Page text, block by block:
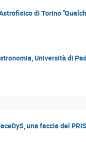
di Torino
Università di
una faccia del